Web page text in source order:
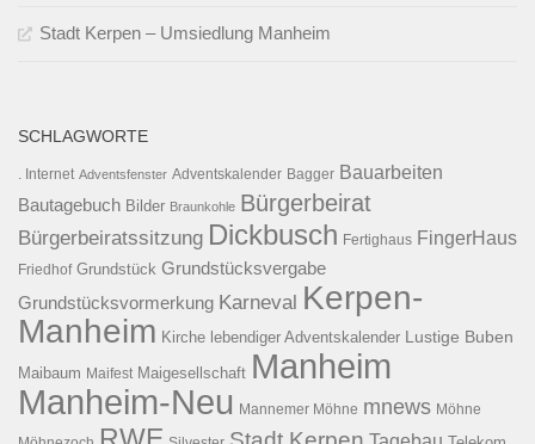
Stadt Kerpen – Umsiedlung Manheim
SCHLAGWORTE
. Internet Adventsfenster Adventskalender Bagger Bauarbeiten
Bautagebuch Bilder Braunkohle Bürgerbeirat
Bürgerbeiratssitzung Dickbusch Fertighaus FingerHaus
Friedhof Grundstück Grundstücksvergabe
Grundstücksvormerkung Karneval Kerpen-
Manheim Kirche lebendiger Adventskalender Lustige Buben
Maibaum Maifest Maigesellschaft Manheim
Manheim-Neu Mannemer Möhne mnews Möhne